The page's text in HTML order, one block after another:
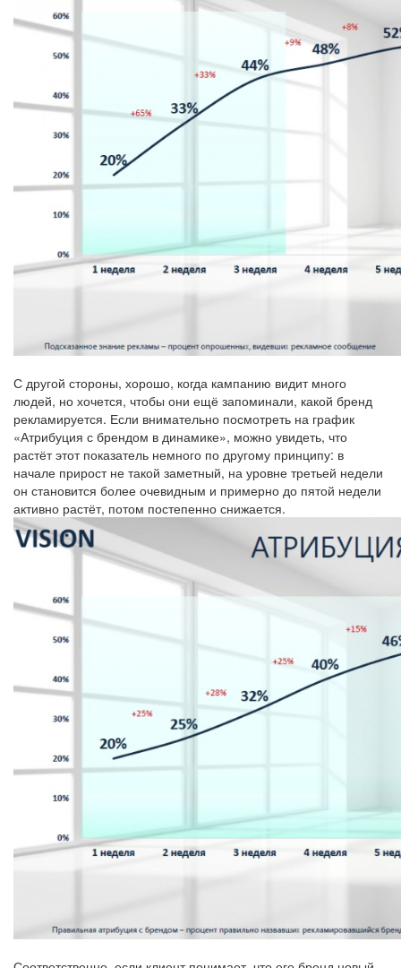
С другой стороны, хорошо, когда кампанию видит много
людей, но хочется, чтобы они ещё запоминали, какой бренд
рекламируется. Если внимательно посмотреть на график
«Атрибуция с брендом в динамике», можно увидеть, что
растёт этот показатель немного по другому принципу: в
начале прирост не такой заметный, на уровне третьей недели
он становится более очевидным и примерно до пятой недели
активно растёт, потом постепенно снижается.